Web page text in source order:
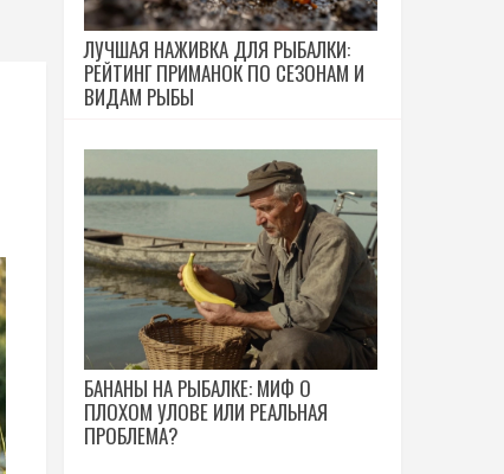
ЛУЧШАЯ НАЖИВКА ДЛЯ РЫБАЛКИ:
РЕЙТИНГ ПРИМАНОК ПО СЕЗОНАМ И
ВИДАМ РЫБЫ
БАНАНЫ НА РЫБАЛКЕ: МИФ О
ПЛОХОМ УЛОВЕ ИЛИ РЕАЛЬНАЯ
ПРОБЛЕМА?